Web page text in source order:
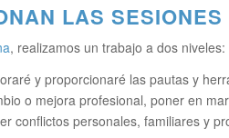
LAS
, realizamos un trabajo a dos niveles:
y proporcionaré las pautas y
o mejora profesional, poner en
conflictos personales, familiares y